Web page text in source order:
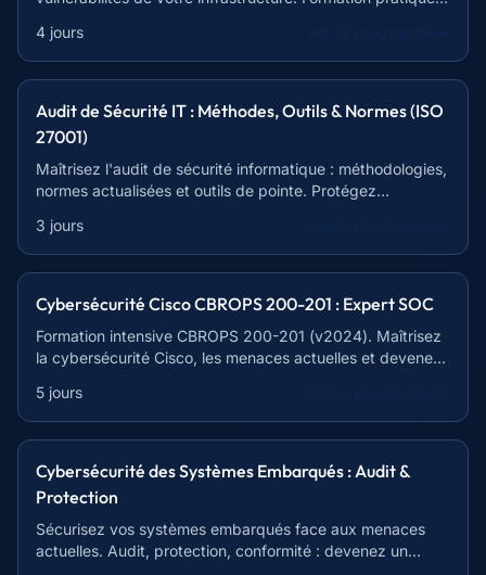
4 jours
Audit de Sécurité IT : Méthodes, Outils & Normes (ISO
27001)
Maîtrisez l'audit de sécurité informatique : méthodologies,
normes actualisées et outils de pointe. Protégez
3 jours
Cybersécurité Cisco CBROPS 200-201 : Expert SOC
Formation intensive CBROPS 200-201 (v2024). Maîtrisez
la cybersécurité Cisco, les menaces actuelles et devenez
5 jours
Cybersécurité des Systèmes Embarqués : Audit &
Protection
Sécurisez vos systèmes embarqués face aux menaces
actuelles. Audit, protection, conformité : devenez un